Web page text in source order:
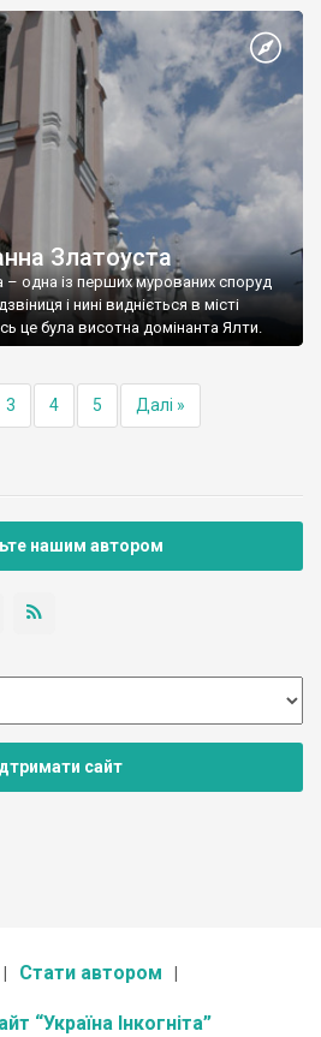
Златоуста
– одна із перших мурованих споруд
і нині видніється в місті
це була висотна домінанта Ялти.
3 4 5 Далі »
нашим автором
сайт
Стати автором
“Україна Інкогніта”